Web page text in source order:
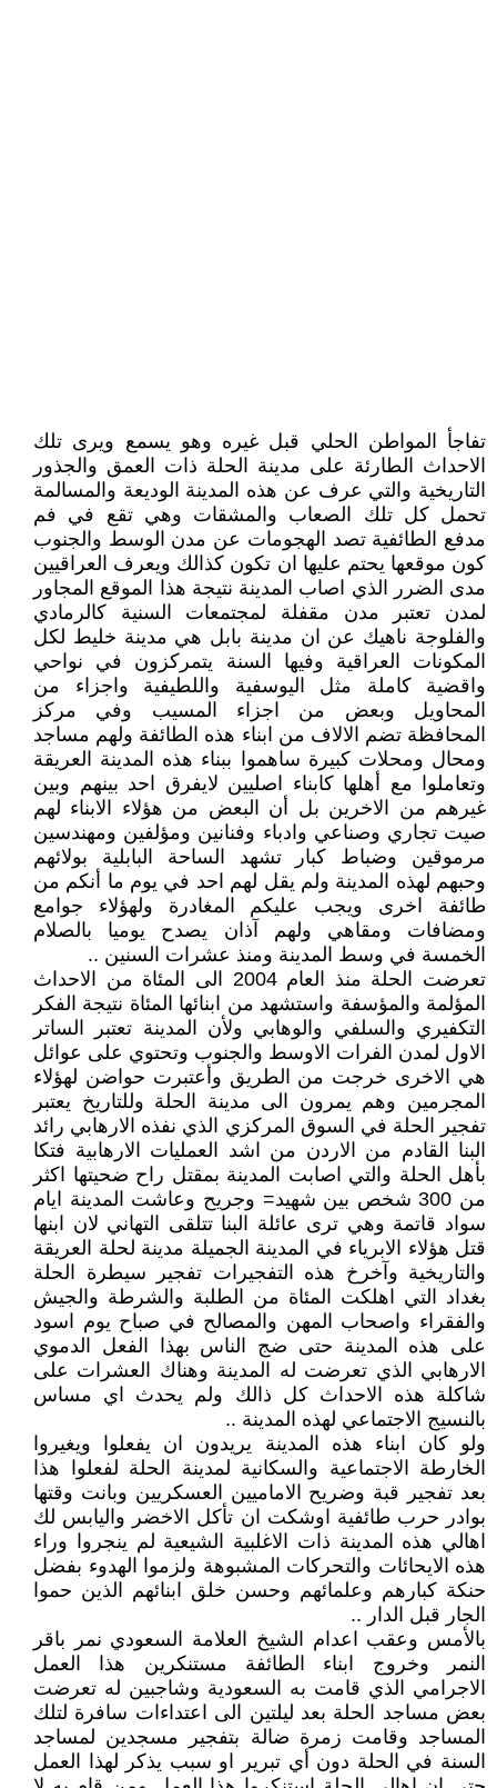
تفاجأ المواطن الحلي قبل غيره وهو يسمع ويرى تلك
الاحداث الطارئة على مدينة الحلة ذات العمق والجذور
التاريخية والتي عرف عن هذه المدينة الوديعة والمسالمة
تحمل كل تلك الصعاب والمشقات وهي تقع في فم
مدفع الطائفية تصد الهجومات عن مدن الوسط والجنوب
كون موقعها يحتم عليها ان تكون كذالك ويعرف العراقيين
مدى الضرر الذي اصاب المدينة نتيجة هذا الموقع المجاور
لمدن تعتبر مدن مقفلة لمجتمعات السنية كالرمادي
والفلوجة ناهيك عن ان مدينة بابل هي مدينة خليط لكل
المكونات العراقية وفيها السنة يتمركزون في نواحي
واقضية كاملة مثل اليوسفية واللطيفية واجزاء من
المحاويل وبعض من اجزاء المسيب وفي مركز
المحافظة تضم الالاف من ابناء هذه الطائفة ولهم مساجد
ومحال ومحلات كبيرة ساهموا ببناء هذه المدينة العريقة
وتعاملوا مع أهلها كابناء اصليين لايفرق احد بينهم وبين
غيرهم من الاخرين بل أن البعض من هؤلاء الابناء لهم
صيت تجاري وصناعي وادباء وفنانين ومؤلفين ومهندسين
مرموقين وضباط كبار تشهد الساحة البابلية بولائهم
وحبهم لهذه المدينة ولم يقل لهم احد في يوم ما أنكم من
طائفة اخرى ويجب عليكم المغادرة ولهؤلاء جوامع
ومضافات ومقاهي ولهم آذان يصدح يوميا بالصلام
الخمسة في وسط المدينة ومنذ عشرات السنين ..
تعرضت الحلة منذ العام 2004 الى المئاة من الاحداث
المؤلمة والمؤسفة واستشهد من ابنائها المئاة نتيجة الفكر
التكفيري والسلفي والوهابي ولأن المدينة تعتبر الساتر
الاول لمدن الفرات الاوسط والجنوب وتحتوي على عوائل
هي الاخرى خرجت من الطريق وأعتبرت حواضن لهؤلاء
المجرمين وهم يمرون الى مدينة الحلة وللتاريخ يعتبر
تفجير الحلة في السوق المركزي الذي نفذه الارهابي رائد
البنا القادم من الاردن من اشد العمليات الارهابية فتكا
بأهل الحلة والتي اصابت المدينة بمقتل راح ضحيتها اكثر
من 300 شخص بين شهيد= وجريح وعاشت المدينة ايام
سواد قاتمة وهي ترى عائلة البنا تتلقى التهاني لان ابنها
قتل هؤلاء الابرياء في المدينة الجميلة مدينة لحلة العريقة
والتاريخية وآخرخ هذه التفجيرات تفجير سيطرة الحلة
بغداد التي اهلكت المئاة من الطلبة والشرطة والجيش
والفقراء واصحاب المهن والمصالح في صباح يوم اسود
على هذه المدينة حتى ضج الناس بهذا الفعل الدموي
الارهابي الذي تعرضت له المدينة وهناك العشرات على
شاكلة هذه الاحداث كل ذالك ولم يحدث اي مساس
بالنسيج الاجتماعي لهذه المدينة ..
ولو كان ابناء هذه المدينة يريدون ان يفعلوا ويغيروا
الخارطة الاجتماعية والسكانية لمدينة الحلة لفعلوا هذا
بعد تفجير قبة وضريح الاماميين العسكريين وبانت وقتها
بوادر حرب طائفية اوشكت ان تأكل الاخضر واليابس لك
اهالي هذه المدينة ذات الاغلبية الشيعية لم ينجروا وراء
هذه الايحائات والتحركات المشبوهة ولزموا الهدوء بفضل
حنكة كبارهم وعلمائهم وحسن خلق ابنائهم الذين حموا
الجار قبل الدار ..
بالأمس وعقب اعدام الشيخ العلامة السعودي نمر باقر
النمر وخروج ابناء الطائفة مستنكرين هذا العمل
الاجرامي الذي قامت به السعودية وشاجبين له تعرضت
بعض مساجد الحلة بعد ليلتين الى اعتداءات سافرة لتلك
المساجد وقامت زمرة ضالة بتفجير مسجدين لمساجد
السنة في الحلة دون أي تبرير او سبب يذكر لهذا العمل